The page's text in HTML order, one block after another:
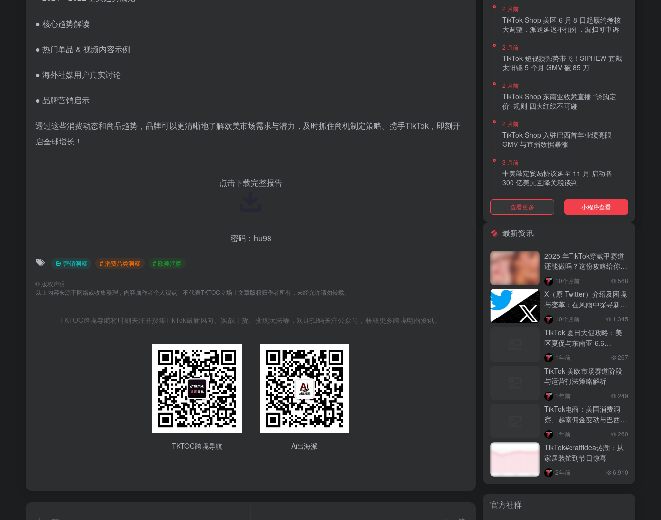
● 核心趋势解读
● 热门单品 & 视频内容示例
● 海外社媒用户真实讨论
● 品牌营销启示
透过这些消费动态和商品趋势，品牌可以更清晰地了解欧美市场需求与潜力，及时抓住商机制定策略。携手TikTok，即刻开
启全球增长！
点击下载完整报告
密码：hu98
营销洞察 # 消费品类洞察 # 欧美洞察
© 版权声明
以上内容来源于网络或收集整理，内容属作者个人观点，不代表TKTOC立场！文章版权归作者所有，未经允许请勿转载。
TKTOC跨境导航将时刻关注并搜集TikTok最新风向、实战干货、变现玩法等，欢迎扫码关注公众号，获取更多跨境电商资讯。
TKTOC跨境导航 Ai出海派
2 月前
TikTok Shop 美区 6 月 8 日起履约考核
大调整：派送延迟不扣分，漏扫可申诉
2 月前
TikTok 短视频强势带飞！SIPHEW 套戴
太阳镜 5 个月 GMV 破 85 万
2 月前
TikTok Shop 东南亚收紧直播 “诱购定
价” 规则 四大红线不可碰
2 月前
TikTok Shop 入驻巴西首年业绩亮眼
GMV 与直播数据暴涨
3 月前
中美敲定贸易协议延至 11 月 启动各
300 亿美元互降关税谈判
3 月前
TikTok Shop 上线 “三日达” 标签 履约
3 月前
AI 购物代理化趋势明显 30% 美国消费
者接受 AI 代下单
TikTok Shop 爱尔兰全面开放入驻 本土
品牌可零门槛开店
3 月前
音乐节降噪耳塞风靡欧美 DTC 品牌单日
营收突破 200 万元
越南监管出手核查Shopee、TikTok
Shop涨价行为，佣金调整遭调查
TikTok Shop 印尼推出出海项目 助力本
土品牌开拓东南亚市场
TikTok Shop 英美周榜出炉 美妆家居成
两大热销主力
查看更多 小程序查看
最新资讯
2025 年TikTok穿戴甲赛道
还能做吗？这份攻略给你答
案！ 10个月前 568
X（原 Twitter）介绍及困境
与变革：在风雨中探寻新出
路 10个月前 1,345
TikTok 夏日大促攻略：美
区夏促与东南亚 6.6
Double Day 爆品打造指南
1年前 267
TikTok 美欧市场赛道阶段
与运营打法策略解析
1年前 249
TikTok电商：美国消费洞
察、越南佣金变动与巴西市
场的机遇挑战
1年前 260
TikTok#craftidea热潮：从
家居装饰到节日惊喜
2年前 6,910
官方社群